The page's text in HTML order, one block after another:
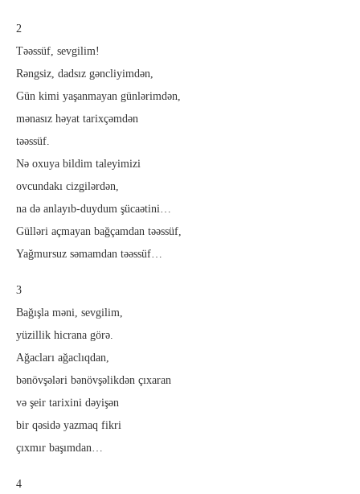
2
Təəssüf, sevgilim!
Rəngsiz, dadsız gəncliyimdən,
Gün kimi yaşanmayan günlərimdən,
mənasız həyat tarixçəmdən
təəssüf.
Nə oxuya bildim taleyimizi
ovcundakı cizgilərdən,
na də anlayıb-duydum şücaətini…
Gülləri açmayan bağçamdan təəssüf,
Yağmursuz səmamdan təəssüf…
3
Bağışla məni, sevgilim,
yüzillik hicrana görə.
Ağacları ağaclıqdan,
bənövşələri bənövşəlikdən çıxaran
və şeir tarixini dəyişən
bir qəsidə yazmaq fikri
çıxmır başımdan…
4